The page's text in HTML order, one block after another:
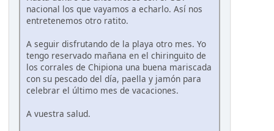
nacional los que vayamos a echarlo. Así nos
entretenemos otro ratito.
A seguir disfrutando de la playa otro mes. Yo
tengo reservado mañana en el chiringuito de
los corrales de Chipiona una buena mariscada
con su pescado del día, paella y jamón para
celebrar el último mes de vacaciones.
A vuestra salud.